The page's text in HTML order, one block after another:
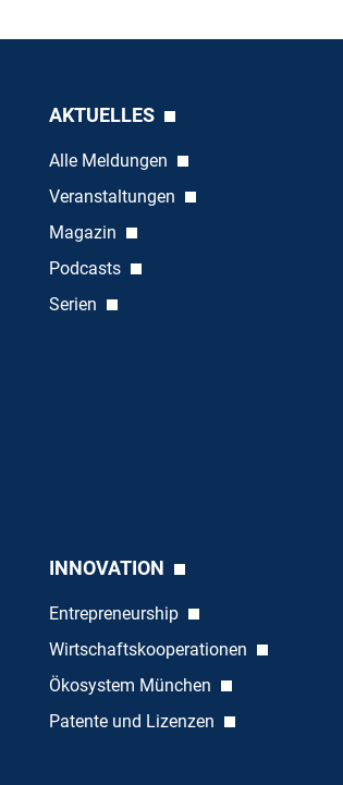
AKTUELLES
Alle Meldungen
Veranstaltungen
Magazin
Podcasts
Serien
INNOVATION
Entrepreneurship
Wirtschaftskooperationen
Ökosystem München
Patente und Lizenzen